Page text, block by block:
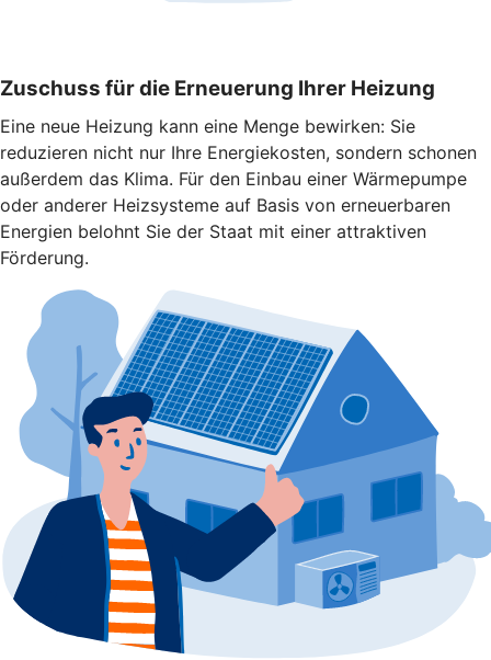
Zuschuss für die Erneuerung Ihrer Heizung
Eine neue Heizung kann eine Menge bewirken: Sie
reduzieren nicht nur Ihre Energiekosten, sondern schonen
außerdem das Klima. Für den Einbau einer Wärmepumpe
oder anderer Heizsysteme auf Basis von erneuerbaren
Energien belohnt Sie der Staat mit einer attraktiven
Förderung.